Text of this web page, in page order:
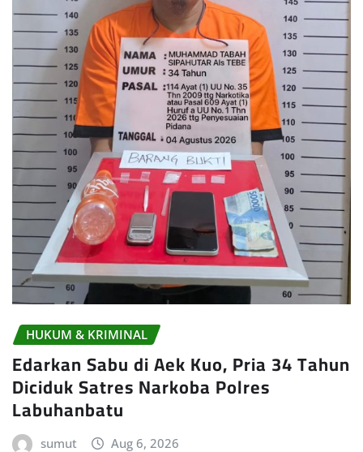
HUKUM & KRIMINAL
Edarkan Sabu di Aek Kuo, Pria 34 Tahun
Diciduk Satres Narkoba Polres
Labuhanbatu
sumut Aug 6, 2026